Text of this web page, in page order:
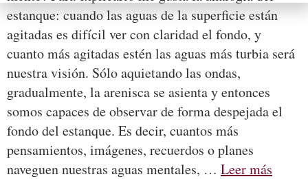
estanque: cuando las aguas de la superficie están
agitadas es difícil ver con claridad el fondo, y
cuanto más agitadas estén las aguas más turbia será
nuestra visión. Sólo aquietando las ondas,
gradualmente, la arenisca se asienta y entonces
somos capaces de observar de forma despejada el
fondo del estanque. Es decir, cuantos más
pensamientos, imágenes, recuerdos o planes
naveguen nuestras aguas mentales, … Leer más